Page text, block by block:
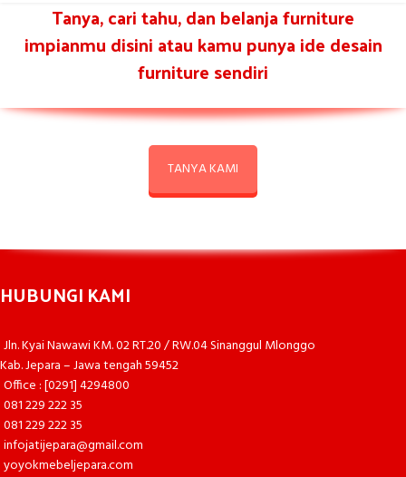
Tanya, cari tahu, dan belanja furniture
impianmu disini atau kamu punya ide desain
furniture sendiri
TANYA KAMI
HUBUNGI KAMI
Jln. Kyai Nawawi KM. 02 RT.20 / RW.04 Sinanggul Mlonggo
Kab. Jepara – Jawa tengah 59452
Office : [0291] 4294800
081 229 222 35
081 229 222 35
infojatijepara@gmail.com
yoyokmebeljepara.com